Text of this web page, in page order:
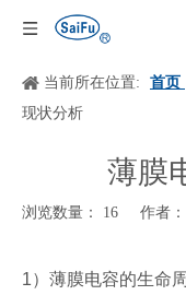
当前所在位置: 首页
现状分析
薄膜
浏览数量： 16 作者：
1）薄膜电容的生命